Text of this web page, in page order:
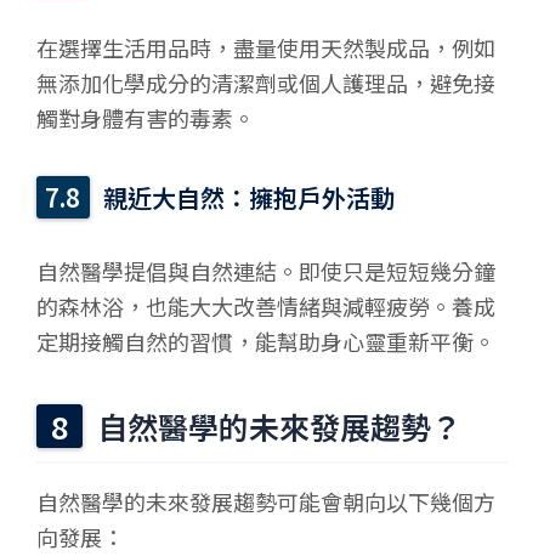
在選擇生活用品時，盡量使用天然製成品，例如
無添加化學成分的清潔劑或個人護理品，避免接
觸對身體有害的毒素。
親近大自然：擁抱戶外活動
自然醫學提倡與自然連結。即使只是短短幾分鐘
的森林浴，也能大大改善情緒與減輕疲勞。養成
定期接觸自然的習慣，能幫助身心靈重新平衡。
自然醫學的未來發展趨勢？
自然醫學的未來發展趨勢可能會朝向以下幾個方
向發展：